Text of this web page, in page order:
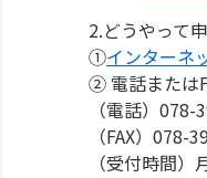
2.どうやって
①インターネ
② 電話または
（電話）078-
（FAX）078-
（受付時間